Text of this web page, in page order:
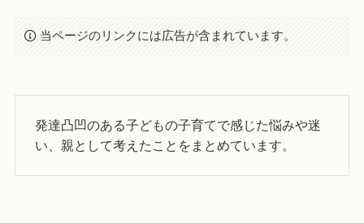
当ページのリンクには広告が含まれています。
発達凸凹のある子どもの子育てで感じた悩みや迷
い、親として考えたことをまとめています。